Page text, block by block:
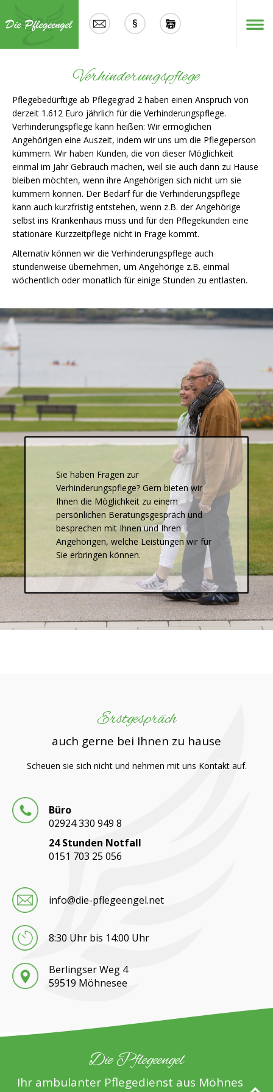
Verhinderungspflege
Pflegebedürftige ab Pflegegrad 2 haben einen Anspruch von
derzeit 1.612 Euro jährlich für die Verhinderungspflege.
Verhinderungspflege kann heißen: Wir ermöglichen
Angehörigen eine Auszeit, indem wir uns um die Pflegeperson
kümmern. Wir haben Kunden, die von dieser Möglichkeit
einmal im Jahr Gebrauch machen, weil sie auch dann zu Hause
bleiben möchten, wenn ihre Angehörigen sich nicht um sie
kümmern können. Der Bedarf für die Verhinderungspflege
kann auch kurzfristig entstehen, wenn z.B. der Angehörige
selbst ins Krankenhaus muss und für den Pflegekunden eine
stationäre Kurzzeitpflege nicht in Frage kommt.
Alternativ können wir die Verhinderungspflege auch
stundenweise übernehmen, um Angehörige z.B. einmal
wöchentlich oder monatlich für einige Stunden zu entlasten.
Sie haben Fragen zur
Verhinderungspflege? Gern bieten wir
Ihnen die Möglichkeit zu einem
persönlichen Beratungsgespräch und
besprechen mit Ihnen und Ihren
Angehörigen, welche Leistungen wir für
Sie erbringen können.
Erstgespräch
auch gerne bei Ihnen zu hause
Scheuen sie sich nicht und nehmen mit uns Kontakt auf.
Büro
02924 330 949 8
24 Stunden Notfall
0151 703 25 056
info@die-pflegeengel.net
8:30 Uhr bis 14:00 Uhr
Berlingser Weg 4
59519 Möhnesee
Die Pflegeengel
Ihr ambulanter Pflegedienst aus Möhnesee